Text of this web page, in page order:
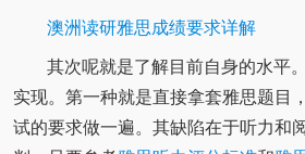
澳洲读研雅思成绩要求详解
其次呢就是了解目前自身的水平
实现。第一种就是直接拿套雅思题目
试的要求做一遍。其缺陷在于听力和